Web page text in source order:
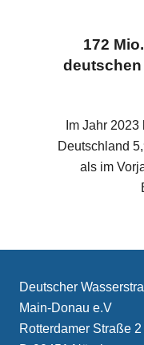
172
deutschen
Im Jahr
Deutschland
als im
Deutscher
Main-Donau e.V
Rotterdamer Straße 2